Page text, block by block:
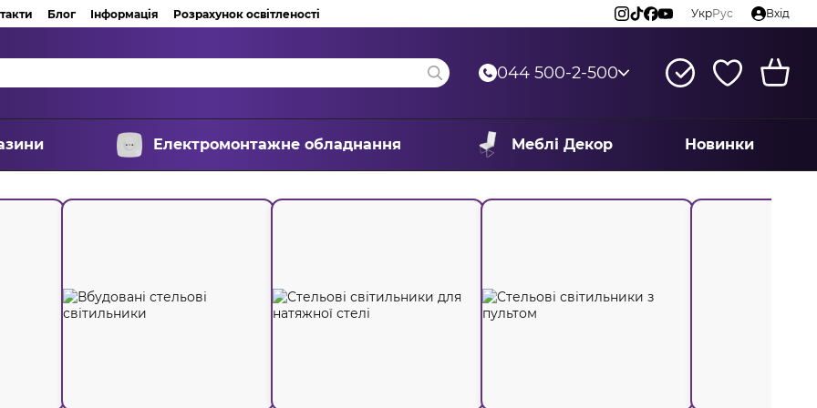
Блог Інформація Розрахунок освітленості УкрРус Вхід
044 500-2-500
Електромонтажне обладнання Меблі Декор Новинки